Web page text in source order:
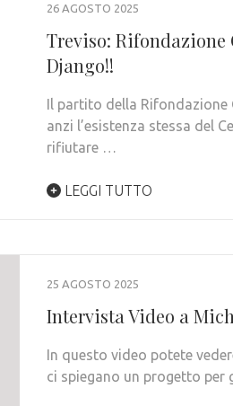
26 AGOSTO 2025
Treviso:
Django!!
Il partito della Rifondazione
anzi l’esistenza stessa del
rifiutare …
LEGGI TUTTO
25 AGOSTO 2025
Intervista Video a
In questo video potete
ci spiegano un progetto